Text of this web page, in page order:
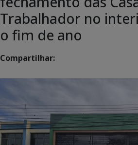
Trabalhador no
o fim de ano
Compartilhar: